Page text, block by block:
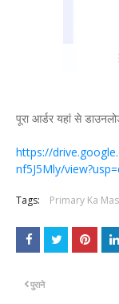
पूरा आर्डर यहां से
https://
nf5J5Mly/
Tags: Primary Ka
पुराने